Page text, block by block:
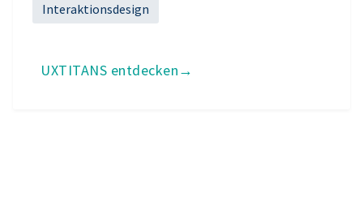
Interaktionsdesign
UXTITANS entdecken